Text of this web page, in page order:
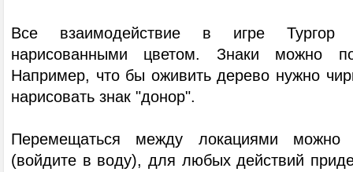
Все взаимодействие в игре Тургор
нарисованными цветом. Знаки можно
Например, что бы оживить дерево нужно
нарисовать знак "донор".
Перемещаться между локациями
(войдите в воду), для любых действий